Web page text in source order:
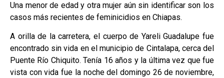
Una menor de edad y otra mujer aún sin identificar son los
casos más recientes de feminicidios en Chiapas.
A orilla de la carretera, el cuerpo de Yareli Guadalupe fue
encontrado sin vida en el municipio de Cintalapa, cerca del
Puente Río Chiquito. Tenía 16 años y la última vez que fue
vista con vida fue la noche del domingo 26 de noviembre,